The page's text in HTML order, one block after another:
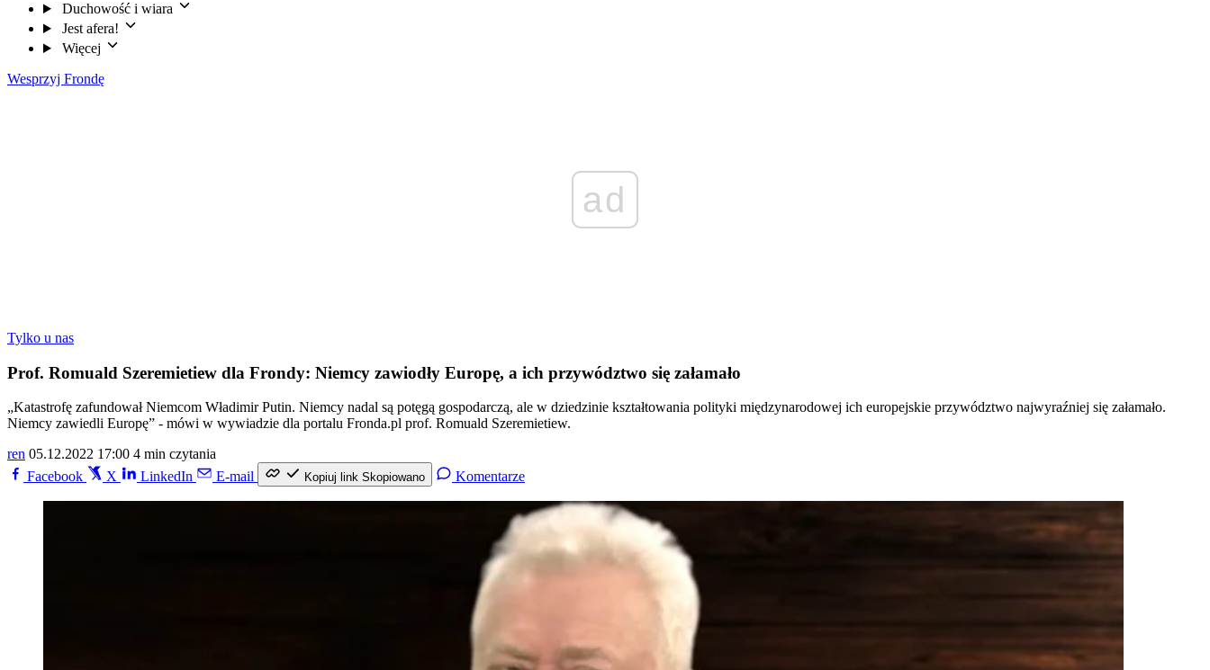
Duchowość i wiara
Jest afera!
Więcej
Wesprzyj Frondę
ad
Tylko u nas
Prof. Romuald Szeremietiew dla Frondy: Niemcy zawiodły Europę, a ich przywództwo się załamało
„Katastrofę zafundował Niemcom Władimir Putin. Niemcy nadal są potęgą gospodarczą, ale w dziedzinie kształtowania polityki międzynarodowej ich europejskie przywództwo najwyraźniej się załamało.
Niemcy zawiedli Europę” - mówi w wywiadzie dla portalu Fronda.pl prof. Romuald Szeremietiew.
ren 05.12.2022 17:00 4 min czytania
Facebook
X LinkedIn E-mail Kopiuj link Skopiowano Komentarze